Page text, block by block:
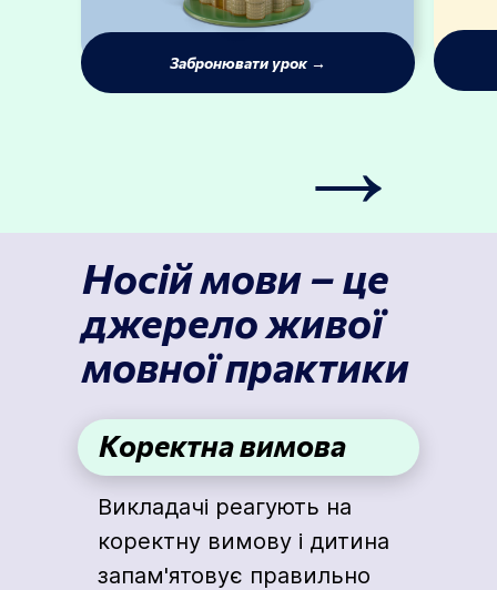
Забронювати урок →
→
Носій мови – це
джерело живої
мовної практики
Коректна вимова
Викладачі реагують на
коректну вимову і дитина
запам'ятовує правильно